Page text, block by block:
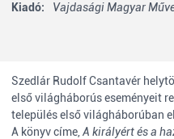
Kiadó:
Vajdasági Magyar
Szedlár Rudolf Csantavér
első világháborús eseményeit
település első világháborúban
A könyv címe, A királyért és a